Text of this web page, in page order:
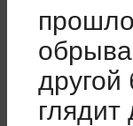
другой
глядит